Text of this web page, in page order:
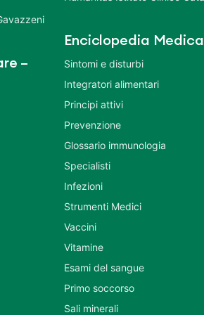
–
Enciclopedia Medica
Sintomi e disturbi
Integratori alimentari
Principi attivi
Prevenzione
Glossario immunologia
Specialisti
Infezioni
Strumenti Medici
Vaccini
Vitamine
Esami del sangue
Primo soccorso
Sali minerali